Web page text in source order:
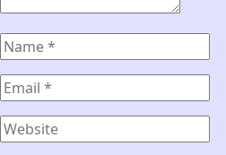
*
Name
*
Email
*
Website